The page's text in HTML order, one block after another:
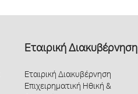
Εταιρική Διακυβέρνηση
Εταιρική Διακυβέρνηση
Επιχειρηματική Ηθική &